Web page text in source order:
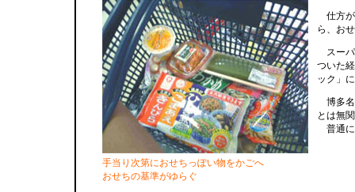
手当り次第におせちっぽい物をかごへ
おせちの基準がゆらぐ
仕方が
ら、お
スーパ
ついた
ック」
博多名
とは無
普通に